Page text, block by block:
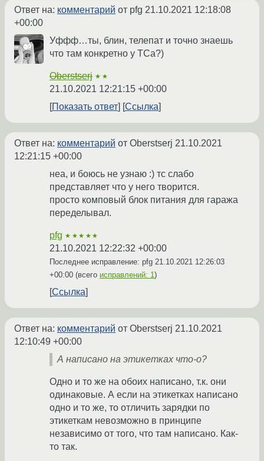
Ответ на: комментарий от pfg 21.10.2021 12:18:08
+00:00
Уффф…ты, блин, телепат и точно знаешь
что там конкретно у ТСа?)
Oberstserj ★★
21.10.2021 12:21:15 +00:00
Показать ответ
Ссылка
Ответ на: комментарий от Oberstserj 21.10.2021
12:21:15 +00:00
неа, и боюсь не узнаю :) тс слабо
представляет что у него творится.
просто комповый блок питания для гаража
переделывал.
pfg ★★★★★
21.10.2021 12:22:32 +00:00
Последнее исправление: pfg 21.10.2021 12:26:03
+00:00 (всего исправлений: 1)
Ссылка
Ответ на: комментарий от Oberstserj 21.10.2021
12:10:49 +00:00
А написано на этикетках что-о?
Одно и то же на обоих написано, т.к. они
одинаковые. А если на этикетках написано
одно и то же, то отличить зарядки по
этикеткам невозможно в принципе
независимо от того, что там написано. Как-
то так.